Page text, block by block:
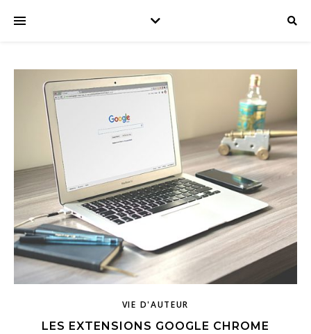
VIE D'AUTEUR
LES EXTENSIONS GOOGLE CHROME